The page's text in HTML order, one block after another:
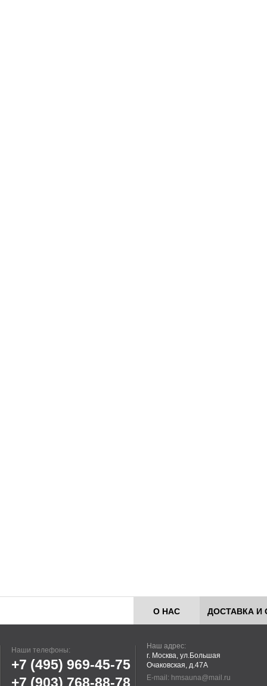
О НАС ДОСТАВКА И
Наши телефоны:
+7 (495) 969-45-75
+7 (903) 768-88-78
Наш адрес:
г. Москва, ул.Большая
Очаковская, д.47А
E-mail: hmsauna@mail.ru